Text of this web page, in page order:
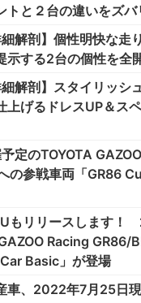
トと２台の違いをズバ
細解剖】個性明快な走
示する2台の個性を全
細解剖】スタイリッシ
上げるドレスUP＆ス
定のTOYOTA
の参戦車両「GR86
もリリースします
Racing GR86/
Basic」が登場
車、2022年7月25日現